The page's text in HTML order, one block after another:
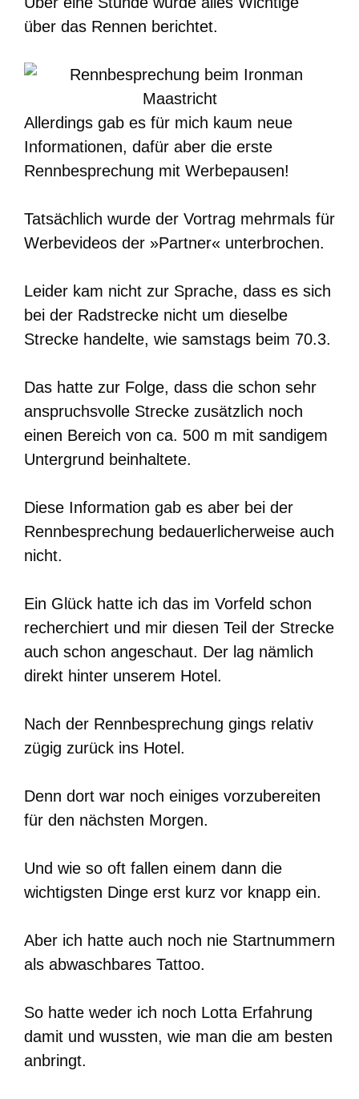
über das Rennen berichtet.
Allerdings gab es für mich kaum neue
Informationen, dafür aber die erste
Rennbesprechung mit Werbepausen!
Tatsächlich wurde der Vortrag mehrmals für
Werbevideos der »Partner« unterbrochen.
Leider kam nicht zur Sprache, dass es sich
bei der Radstrecke nicht um dieselbe
Strecke handelte, wie samstags beim 70.3.
Das hatte zur Folge, dass die schon sehr
anspruchsvolle Strecke zusätzlich noch
einen Bereich von ca. 500 m mit sandigem
Untergrund beinhaltete.
Diese Information gab es aber bei der
Rennbesprechung bedauerlicherweise auch
nicht.
Ein Glück hatte ich das im Vorfeld schon
recherchiert und mir diesen Teil der Strecke
auch schon angeschaut. Der lag nämlich
direkt hinter unserem Hotel.
Nach der Rennbesprechung gings relativ
zügig zurück ins Hotel.
Denn dort war noch einiges vorzubereiten
für den nächsten Morgen.
Und wie so oft fallen einem dann die
wichtigsten Dinge erst kurz vor knapp ein.
Aber ich hatte auch noch nie Startnummern
als abwaschbares Tattoo.
So hatte weder ich noch Lotta Erfahrung
damit und wussten, wie man die am besten
anbringt.